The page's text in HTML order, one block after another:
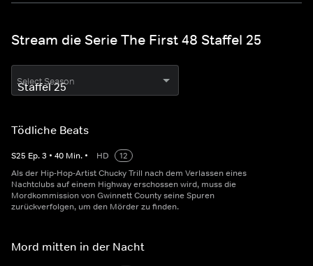
Stream die Serie The First 48 Staffel 25
Select Season
Tödliche Beats
S25 Ep.3 • 40 Min. • HD
12
Als der Hip-Hop-Artist Chucky Trill nach dem Verlassen eines
Nachtclubs auf einem Highway erschossen wird, muss die
Mordkommission von Gwinnett County seine Spuren
zurückverfolgen, um den Mörder zu finden.
Mord mitten in der Nacht